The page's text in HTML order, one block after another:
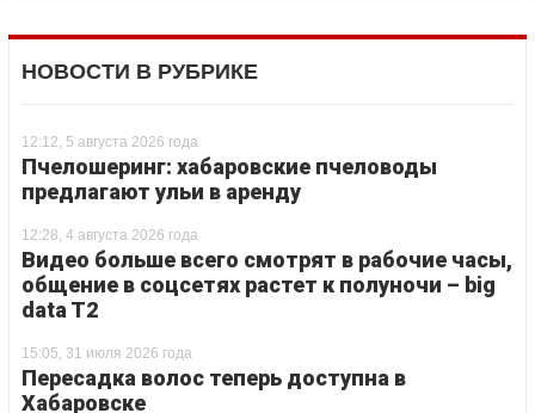
НОВОСТИ В РУБРИКЕ
12:12, 5 августа 2026 года
Пчелошеринг: хабаровские пчеловоды
предлагают ульи в аренду
12:28, 4 августа 2026 года
Видео больше всего смотрят в рабочие часы,
общение в соцсетях растет к полуночи – big
data T2
15:05, 31 июля 2026 года
Пересадка волос теперь доступна в
Хабаровске